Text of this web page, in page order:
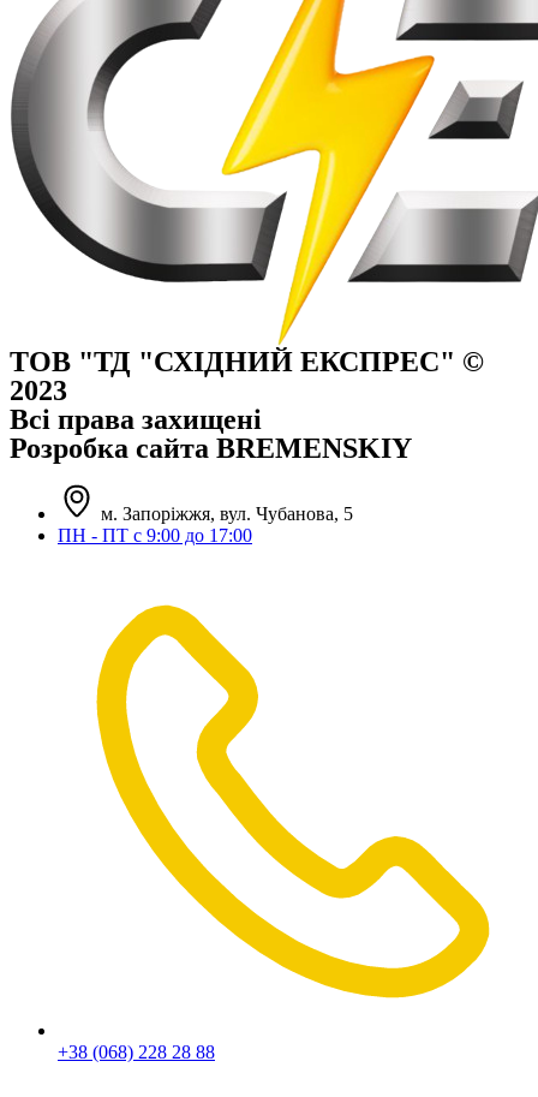
ТОВ "ТД "СХІДНИЙ ЕКСПРЕС" ©
2023
Всі права захищені
Розробка сайта BREMENSKIY
м. Запоріжжя, вул. Чубанова, 5
ПН - ПТ с 9:00 до 17:00
+38 (068) 228 28 88